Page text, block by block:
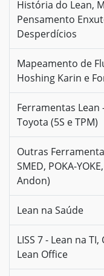
História do Lean,
Pensamento
Desperdícios
Mapeamento de
Hoshing Karin e
Ferramentas Lean
Toyota (5S e TPM)
Outras
SMED, POKA-
Andon)
Lean na Saúde
LISS 7 - Lean na
Lean Office